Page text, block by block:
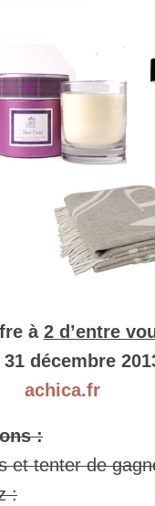
à 2 d’entre
31 décembre
achica.fr
:
et tenter de
: